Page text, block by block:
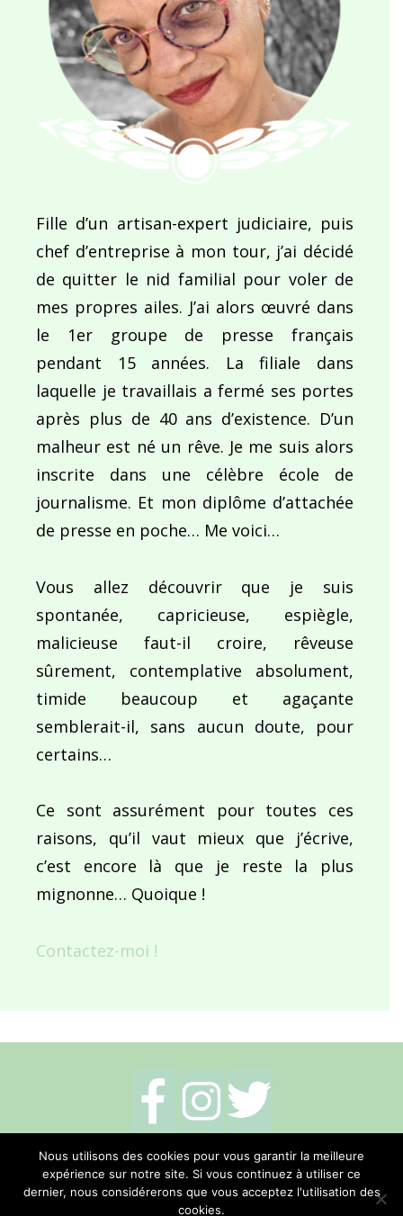
Fille d’un artisan-expert judiciaire, puis
chef d’entreprise à mon tour, j’ai décidé
de quitter le nid familial pour voler de
mes propres ailes. J’ai alors œuvré dans
le 1er groupe de presse français
pendant 15 années. La filiale dans
laquelle je travaillais a fermé ses portes
après plus de 40 ans d’existence. D’un
malheur est né un rêve. Je me suis alors
inscrite dans une célèbre école de
journalisme. Et mon diplôme d’attachée
de presse en poche… Me voici…
Vous allez découvrir que je suis
spontanée, capricieuse, espiègle,
malicieuse faut-il croire, rêveuse
sûrement, contemplative absolument,
timide beaucoup et agaçante
semblerait-il, sans aucun doute, pour
certains…
Ce sont assurément pour toutes ces
raisons, qu’il vaut mieux que j’écrive,
c’est encore là que je reste la plus
mignonne… Quoique !
Contactez-moi !
Mentions légales- Politique de cookies-
Me contacter
Nous utilisons des cookies pour vous garantir la meilleure
expérience sur notre site. Si vous continuez à utiliser ce
dernier, nous considérerons que vous acceptez l'utilisation des
cookies.